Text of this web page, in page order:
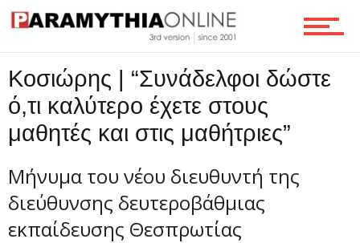
Κοσιώρης | “Συνάδελφοι δώστε
ό,τι καλύτερο έχετε στους
μαθητές και στις μαθήτριες”
Μήνυμα του νέου διευθυντή της
διεύθυνσης δευτεροβάθμιας
εκπαίδευσης Θεσπρωτίας